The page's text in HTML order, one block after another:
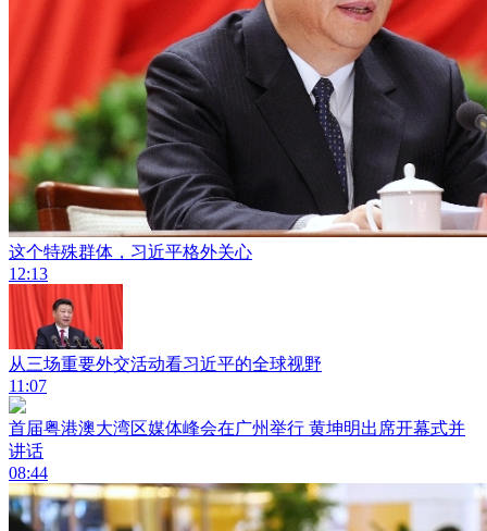
这个特殊群体，习近平格外关心
12:13
从三场重要外交活动看习近平的全球视野
11:07
首届粤港澳大湾区媒体峰会在广州举行 黄坤明出席开幕式并
讲话
08:44